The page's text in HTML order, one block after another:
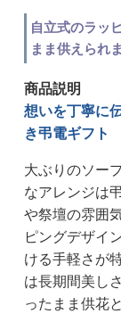
自立式のラッ
まま供えられ
商品説明
想いを丁寧に
き弔電ギフト
大ぶりのソー
なアレンジは
や祭壇の雰囲
ピングデザイ
ける手軽さが
は長期間美し
ったまま供花